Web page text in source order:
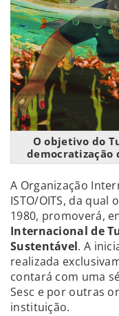
O objetivo do
democratização
A Organização
ISTO/OITS, da qual
1980, promoverá,
Internacional de
Sustentável. A
realizada
contará com uma
Sesc e por outras
instituição.